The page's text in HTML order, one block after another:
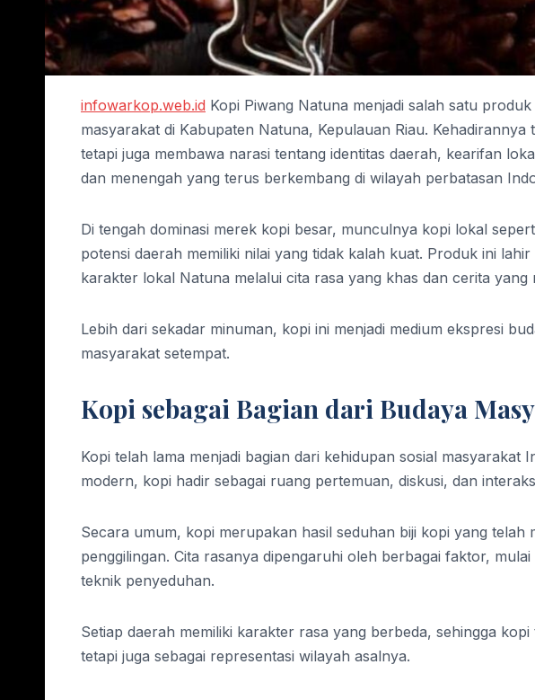
infowarkop.web.id Kopi Piwang Natuna menjadi salah satu
masyarakat di Kabupaten Natuna, Kepulauan Riau.
tetapi juga membawa narasi tentang identitas daerah, kearifan
dan menengah yang terus berkembang di wilayah perbatasan
Di tengah dominasi merek kopi besar, munculnya kopi lokal
potensi daerah memiliki nilai yang tidak kalah kuat. Produk ini
karakter lokal Natuna melalui cita rasa yang khas dan cerita yang
Lebih dari sekadar minuman, kopi ini menjadi medium ekspresi
masyarakat setempat.
Kopi sebagai Bagian dari Budaya
Kopi telah lama menjadi bagian dari kehidupan sosial masyarakat
modern, kopi hadir sebagai ruang pertemuan, diskusi, dan
Secara umum, kopi merupakan hasil seduhan biji kopi yang telah
penggilingan. Cita rasanya dipengaruhi oleh berbagai faktor,
teknik penyeduhan.
Setiap daerah memiliki karakter rasa yang berbeda, sehingga
tetapi juga sebagai representasi wilayah asalnya.